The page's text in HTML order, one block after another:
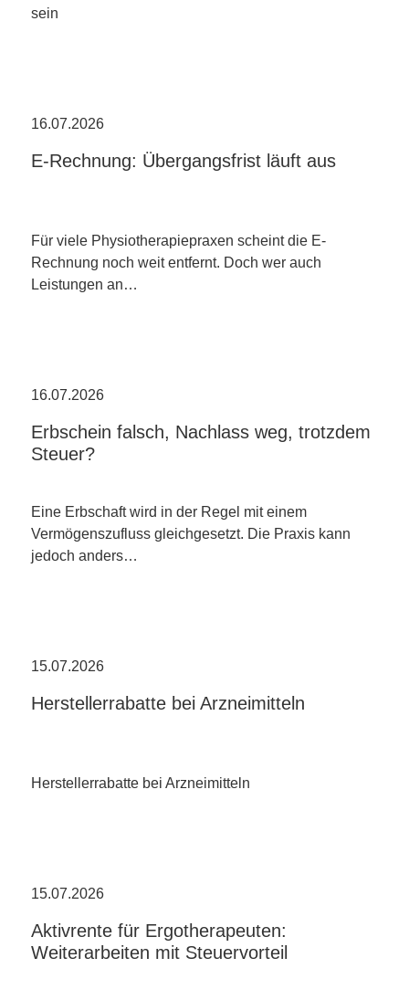
sein
16.07.2026
E-Rechnung: Übergangsfrist läuft aus
Für viele Physiotherapiepraxen scheint die E-
Rechnung noch weit entfernt. Doch wer auch
Leistungen an…
16.07.2026
Erbschein falsch, Nachlass weg, trotzdem
Steuer?
Eine Erbschaft wird in der Regel mit einem
Vermögenszufluss gleichgesetzt. Die Praxis kann
jedoch anders…
15.07.2026
Herstellerrabatte bei Arzneimitteln
Herstellerrabatte bei Arzneimitteln
15.07.2026
Aktivrente für Ergotherapeuten:
Weiterarbeiten mit Steuervorteil